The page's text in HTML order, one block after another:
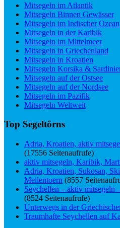
Mitsegeln im Atlantik
Mitsegeln Binnen Gewässer
Mitsegeln im Indischer Ozean
Mitsegeln in der Karibik
Mitsegeln im Mittelmeer
Mitsegeln in Griechenland
Mitsegeln in Kroatien
Mitsegeln Korsika &
Mitsegeln auf der Ostsee
Mitsegeln auf der Nordsee
Mitsegeln im Pazifik
Mitsegeln Weltweit
Top Segeltörns
Adria, Kroatien, aktiv
(17556 Seitenaufrufe)
aktiv mitsegeln, Karibik,
Adria, Kroatien, Sukosan,
Meilentoern (8557
Seychellen – aktiv mitsegeln
(8524 Seitenaufrufe)
Unterwegs in der
Traumhafte Seychellen auf